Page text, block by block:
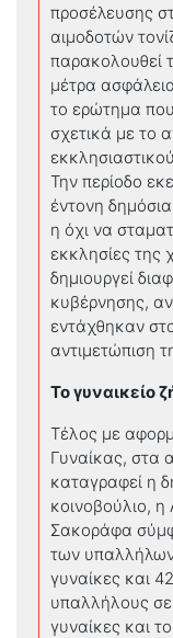
προσέλευσης
αιμοδοτών
παρακολουθεί
μέτρα
το ερώτημα που
σχετικά με το
Την περίοδο
έντονη
η όχι να
εκκλησίες της
δημιουργεί
κυβέρνησης,
εντάχθηκαν
αντιμετώπιση
Το γυναικείο
Τέλος με
Γυναίκας, στα
καταγραφεί η
κοινοβούλιο,
Σακοράφα
των υπαλλήλων
γυναίκες και
υπαλλήλους σε
γυναίκες και